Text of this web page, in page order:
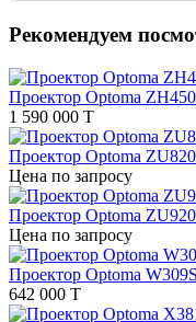
Рекомендуем
Проектор Optoma
1 590 000 T
Проектор Optoma
Цена по запросу
Проектор Optoma
Цена по запросу
Проектор Optoma
642 000 T